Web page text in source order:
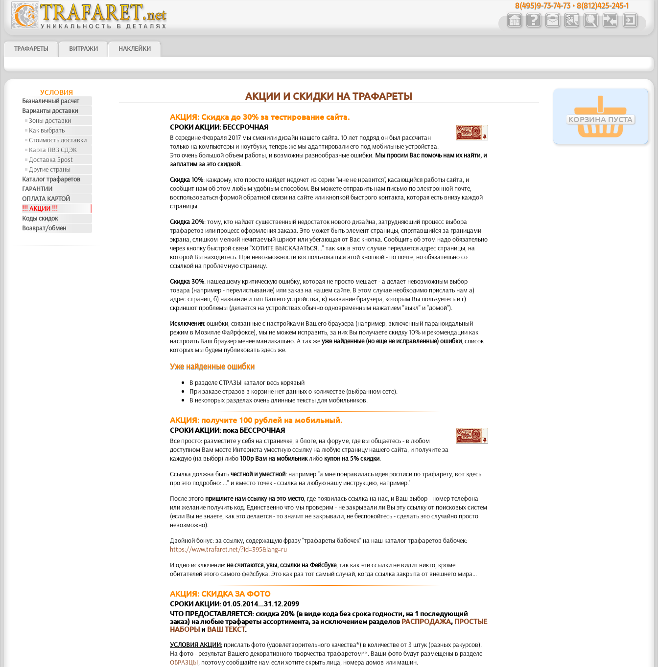
8(495)9-73-74-73 • 8(812)425-245-1
ТРАФАРЕТЫ ВИТРАЖИ НАКЛЕЙКИ
УСЛОВИЯ
Безналичный расчет
Варианты доставки
Зоны доставки
Как выбрать
Стоимость доставки
Карта ПВЗ СДЭК
Доставка 5post
Другие страны
Каталог трафаретов
ГАРАНТИИ
ОПЛАТА КАРТОЙ
!!! АКЦИИ !!!
Коды скидок
Возврат/обмен
КОРЗИНА ПУСТА
АКЦИИ И СКИДКИ НА ТРАФАРЕТЫ
АКЦИЯ: Скидка до 30% за тестирование сайта.
СРОКИ АКЦИИ: БЕССРОЧНАЯ
В середине Февраля 2017 мы сменили дизайн нашего сайта. 10 лет подряд он был рассчитан
только на компьютеры и ноутбуки, теперь же мы адаптировали его под мобильные устройства.
Это очень большой объем работы, и возможны разнообразные ошибки.Мы просим Вас помочь нам их найти, и
заплатим за это скидкой..
Скидка 10%: каждому, кто просто найдет недочет из серии "мне не нравится", касающийся работы сайта, и
сообщит нам об этом любым удобным способом. Вы можете отправить нам письмо по электронной почте,
воспользоваться формой обратной связи на сайте или кнопкой быстрого контакта, которая есть внизу каждой
страницы.
Скидка 20%: тому, кто найдет существенный недостаток нового дизайна, затрудняющий процесс выбора
трафаретов или процесс оформления заказа. Это может быть элемент страницы, спрятавшийся за границами
экрана, слишком мелкий нечитаемый шрифт или убегающая от Вас кнопка. Сообщить об этом надо обязательно
через кнопку быстрой связи "ХОТИТЕ ВЫСКАЗАТЬСЯ..." так как в этом случае передается адрес страницы, на
которой Вы находитесь. При невозможности воспользоваться этой кнопкой - по почте, но обязательно со
ссылкой на проблемную страницу.
Скидка 30%: нашедшему критическую ошибку, которая не просто мешает - а делает невозможным выбор
товара (например - перелистывание) или заказ на нашем сайте. В этом случае необходимо прислать нам а)
адрес страниц, б) название и тип Вашего устройства, в) название браузера, которым Вы пользуетесь и г)
скриншот проблемы (делается на устройствах обычно одновременным нажатием "выкл" и "домой").
Исключения:ошибки, связанные с настройками Вашего браузера (например, включенный параноидальный
режим в Мозилле Файрфоксе), мы не можем исправить, за них Вы получаете скидку 10% и рекомендации как
настроить Ваш браузер менее маниакально. А так жеуже найденные (но еще не исправленные) ошибки, список
которых мы будем публиковать здесь же.
Уже найденные ошибки
В разделе СТРАЗЫ каталог весь корявый
При заказе стразов в корзине нет данных о количестве (выбранном сете).
В некоторых разделах очень длинные тексты для мобильников.
АКЦИЯ: получите 100 рублей на мобильный.
СРОКИ АКЦИИ: пока БЕССРОЧНАЯ
Все просто: разместите у себя на страничке, в блоге, на форуме, где вы общаетесь - в любом
доступном Вам месте Интернета уместную ссылку на любую страницу нашего сайта, и получите за
каждую (на выбор) либо100р Вам на мобильниклибо купон на 5% скидки.
Ссылка должна бытьчестной и уместной: например "а мне понравилась идея росписи по трафарету, вот здесь
про это подробно: ..." и вместо точек - ссылка на любую нашу инструкцию, например.'
После этого пришлите нам ссылку на это место, где появилась ссылка на нас, и Ваш выбор - номер телефона
или желание получить код. Единственно что мы проверим - не закрывали ли Вы эту ссылку от поисковых систем
(если Вы не знаете, как это делается - то значит не закрывали, не беспокойтесь - сделать это случайно просто
невозможно).
Двойной бонус: за ссылку, содержащую фразу "трафареты бабочек" на наш каталог трафаретов бабочек:
https://www.trafaret.net/?id=395&lang=ru
И одно исключение: не считаются, увы, ссылки на Фейсбуке, так как эти ссылки не видит никто, кроме
обитателей этого самого фейсбука. Это как раз тот самый случай, когда ссылка закрыта от внешнего мира...
АКЦИЯ: СКИДКА ЗА ФОТО
СРОКИ АКЦИИ: 01.05.2014...31.12.2099
ЧТО ПРЕДОСТАВЛЯЕТСЯ: скидка 20% (в виде кода без срока годности, на 1 последующий
заказ) на любые трафареты ассортимента, за исключением разделов РАСПРОДАЖА, ПРОСТЫЕ
НАБОРЫи ВАШ ТЕКСТ.
УСЛОВИЯ АКЦИИ:прислать фото (удовлетворительного качества*) в количестве от 3 штук (разных ракурсов).
На фото - результат Вашего декоративного творчества трафаретом**. Ваши фото будут размещены в разделе
ОБРАЗЦЫ, поэтому сообщайте нам если хотите скрыть лица, номера домов или машин.